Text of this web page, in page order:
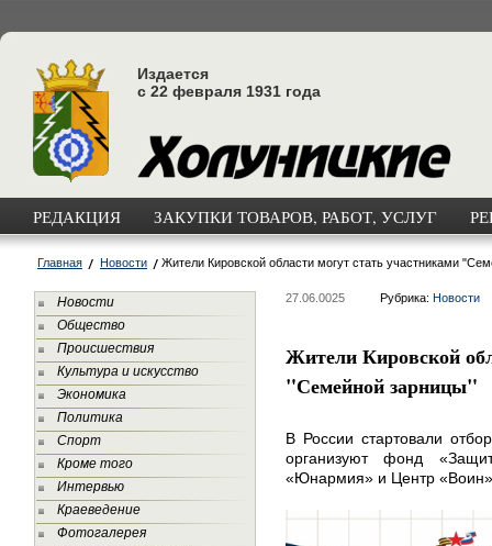
Издается
с 22 февраля 1931 года
РЕДАКЦИЯ ЗАКУПКИ ТОВАРОВ, РАБОТ, УСЛУГ
Главная Новости Жители Кировской области могут стать участниками
Новости
Общество
Происшествия
Культура и искусство
Экономика
Политика
Спорт
Кроме того
Интервью
Краеведение
Фотогалерея
27.06.0025 Рубрика: Новости
Жители Кировской
"Семейной зарницы"
В России стартовали
организуют фонд
«Юнармия» и Центр